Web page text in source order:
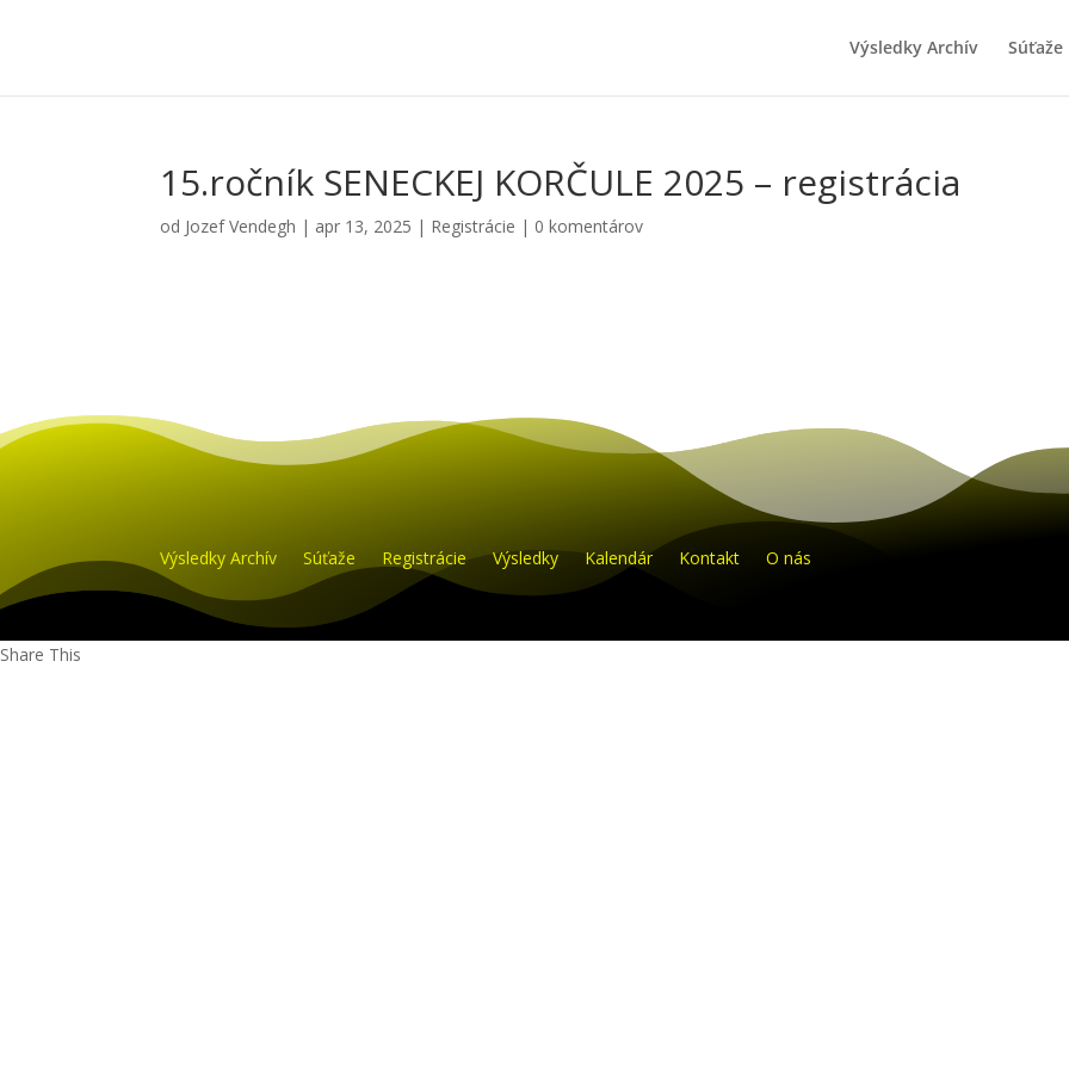
Výsledky Archív Súťaže
15.ročník SENECKEJ KORČULE 2025 – registrácia
od Jozef Vendegh | apr 13, 2025 | Registrácie | 0 komentárov
Výsledky Archív Súťaže Registrácie Výsledky Kalendár Kontakt O nás
Share This